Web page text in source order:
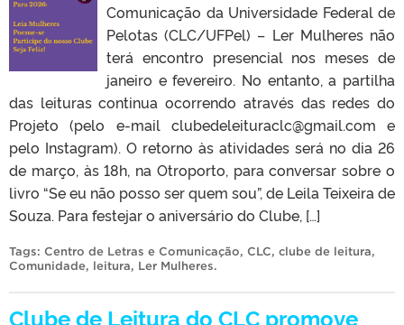
Comunicação da Universidade Federal de
Pelotas (CLC/UFPel) – Ler Mulheres não
terá encontro presencial nos meses de
janeiro e fevereiro. No entanto, a partilha
das leituras continua ocorrendo através das redes do
Projeto (pelo e-mail clubedeleituraclc@gmail.com e
pelo Instagram). O retorno às atividades será no dia 26
de março, às 18h, na Otroporto, para conversar sobre o
livro “Se eu não posso ser quem sou”, de Leila Teixeira de
Souza. Para festejar o aniversário do Clube, […]
Tags: Centro de Letras e Comunicação, CLC, clube de leitura,
Comunidade, leitura, Ler Mulheres.
Clube de Leitura do CLC promove